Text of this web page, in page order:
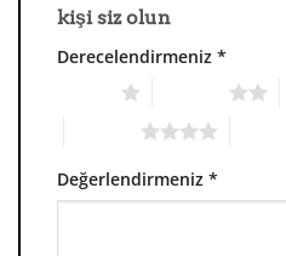
kişi siz olun
Derecelendirmeniz *
Değerlendirmeniz *